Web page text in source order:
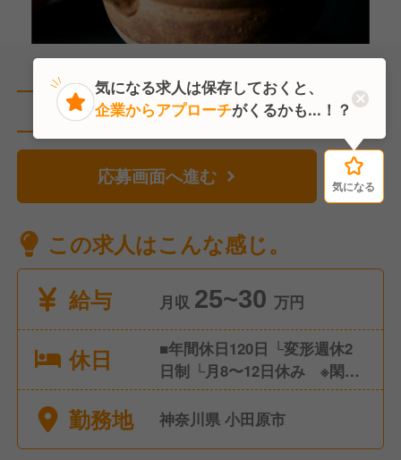
直近7人がこの求人を検討中
応募画面へ進む 気になる
この求人はこんな感じ。
給与
月収 25~30 万円
休日
■年間休日120日 └変形週休2
日制 └月8〜12日休み ※閑散
期・繁忙期によって変動あり
■年次有給休暇(平均年間有給
勤務地 神奈川県 小田原市
気になる
気になる求人は保存しておくと、
企業からアプローチがくるかも...！？